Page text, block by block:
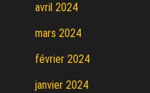
avril 2024
mars 2024
février 2024
janvier 2024